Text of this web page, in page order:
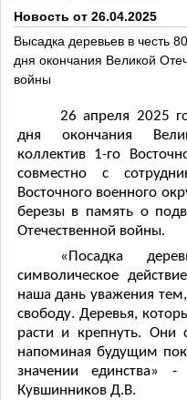
Новость от 26.04.2025
Высадка деревьев в честь
дня окончания Великой
войны
26 апреля 2025
дня окончания
коллектив 1-го
совместно с
Восточного военного
березы в память о
Отечественной войны.
«Посадка
символическое
наша дань уважения
свободу. Деревья,
расти и крепнуть. Они
напоминая будущим
значении единства» -
Кувшинников Д.В.